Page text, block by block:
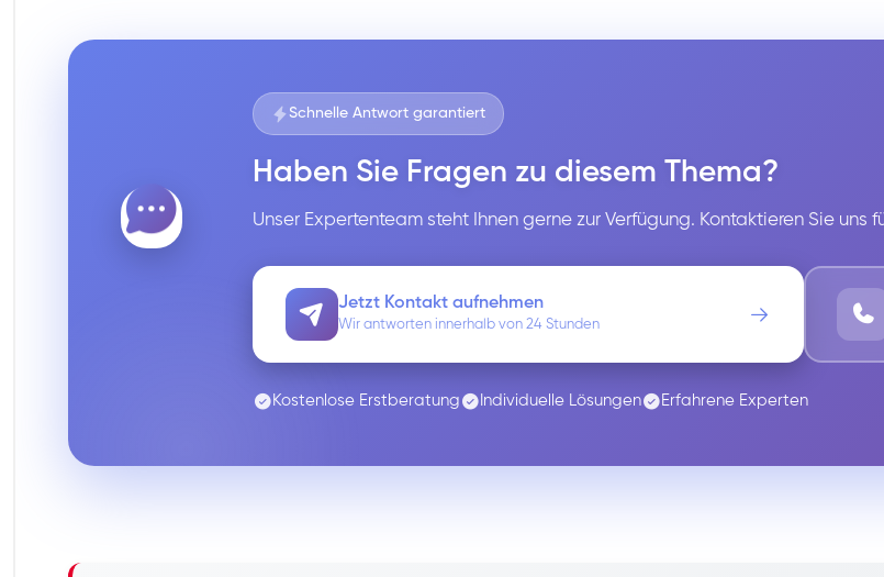
Schnelle Antwort garantiert
Haben Sie Fragen zu diesem Thema?
Unser Expertenteam steht Ihnen gerne zur Verfügung. Kontaktieren Sie uns
Jetzt Kontakt aufnehmen
Wir antworten innerhalb von 24 Stunden
Kostenlose Erstberatung Individuelle Lösungen Erfahrene Experten